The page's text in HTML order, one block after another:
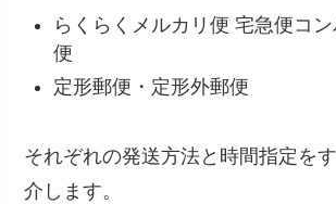
らくらくメルカリ便 宅急便コ
便
定形郵便・定形外郵便
それぞれの発送方法と時間指定を
介します。